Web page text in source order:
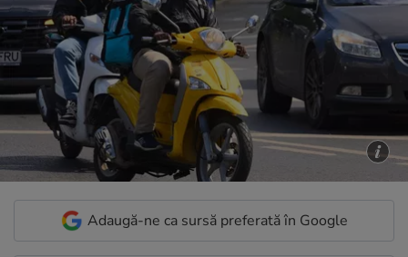
Adaugă-ne ca sursă preferată în Google